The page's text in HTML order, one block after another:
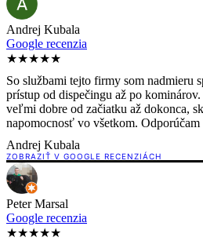
Andrej Kubala
Google recenzia
★★★★★
So službami tejto firmy som nadmieru
prístup od dispečingu až po kominárov.
veľmi dobre od začiatku až dokonca,
napomocnosť vo všetkom. Odporúčam
Andrej Kubala
ZOBRAZIŤ V GOOGLE RECENZIÁCH
Peter Marsal
Google recenzia
★★★★★